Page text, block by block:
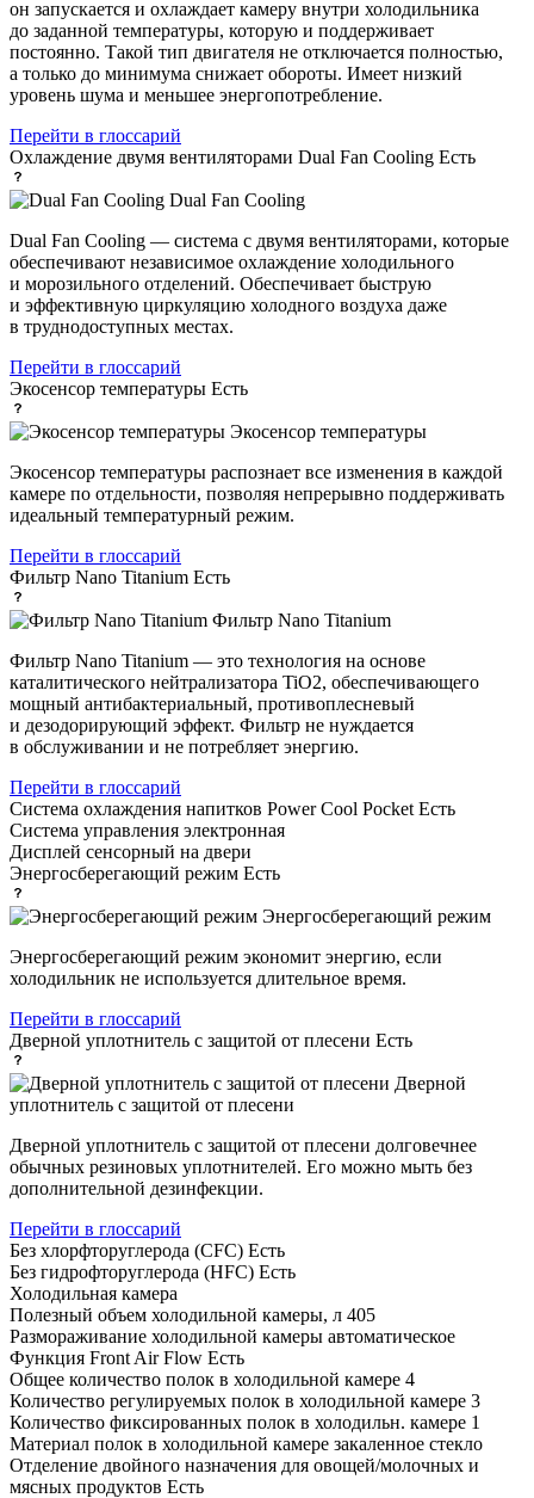
он запускается и охлаждает камеру внутри холодильника
до заданной температуры, которую и поддерживает
постоянно. Такой тип двигателя не отключается полностью,
а только до минимума снижает обороты. Имеет низкий
уровень шума и меньшее энергопотребление.
Перейти в глоссарий
Охлаждение двумя вентиляторами Dual Fan Cooling Есть
Dual Fan Cooling
Dual Fan Cooling — система с двумя вентиляторами, которые
обеспечивают независимое охлаждение холодильного
и морозильного отделений. Обеспечивает быструю
и эффективную циркуляцию холодного воздуха даже
в труднодоступных местах.
Перейти в глоссарий
Экосенсор температуры Есть
Экосенсор температуры
Экосенсор температуры распознает все изменения в каждой
камере по отдельности, позволяя непрерывно поддерживать
идеальный температурный режим.
Перейти в глоссарий
Фильтр Nano Titanium Есть
Фильтр Nano Titanium
Фильтр Nano Titanium — это технология на основе
каталитического нейтрализатора TiO2, обеспечивающего
мощный антибактериальный, противоплесневый
и дезодорирующий эффект. Фильтр не нуждается
в обслуживании и не потребляет энергию.
Перейти в глоссарий
Система охлаждения напитков Power Cool Pocket Есть
Система управления электронная
Дисплей сенсорный на двери
Энергосберегающий режим Есть
Энергосберегающий режим
Энергосберегающий режим экономит энергию, если
холодильник не используется длительное время.
Перейти в глоссарий
Дверной уплотнитель с защитой от плесени Есть
Дверной
уплотнитель с защитой от плесени
Дверной уплотнитель с защитой от плесени долговечнее
обычных резиновых уплотнителей. Его можно мыть без
дополнительной дезинфекции.
Перейти в глоссарий
Без хлорфторуглерода (CFC) Есть
Без гидрофторуглерода (HFC) Есть
Холодильная камера
Полезный объем холодильной камеры, л 405
Размораживание холодильной камеры автоматическое
Функция Front Air Flow Есть
Общее количество полок в холодильной камере 4
Количество регулируемых полок в холодильной камере 3
Количество фиксированных полок в холодильн. камере 1
Материал полок в холодильной камере закаленное стекло
Отделение двойного назначения для овощей/молочных и
мясных продуктов Есть